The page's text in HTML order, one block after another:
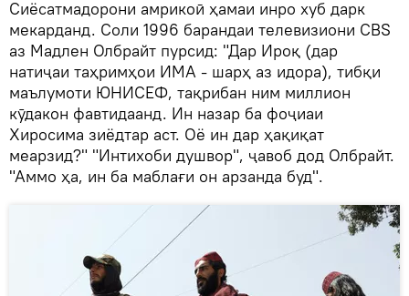
Сиёсатмадорони амрикоӣ ҳамаи инро хуб дарк
мекарданд. Соли 1996 барандаи телевизиони CBS
аз Мадлен Олбрайт пурсид: "Дар Ироқ (дар
натиҷаи таҳримҳои ИМА - шарҳ аз идора), тибқи
маълумоти ЮНИСЕФ, тақрибан ним миллион
кӯдакон фавтидаанд. Ин назар ба фоҷиаи
Хиросима зиёдтар аст. Оё ин дар ҳақиқат
меарзид?" "Интихоби душвор", ҷавоб дод Олбрайт.
"Аммо ҳа, ин ба маблағи он арзанда буд".